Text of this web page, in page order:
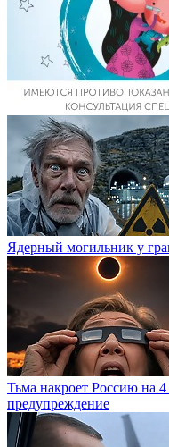
Ядерный могильник у
Тьма накроет Россию на 4
предупреждение